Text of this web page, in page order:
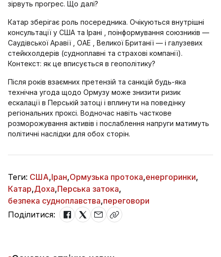
зірвуть прогрес. Що далі?
Катар зберігає роль посередника. Очікуються внутрішні
консультації у США та Ірані , поінформування союзників —
Саудівської Аравії , ОАЕ , Великої Британії — і галузевих
стейкхолдерів (судноплавні та страхові компанії).
Контекст: як це вписується в геополітику?
Після років взаємних претензій та санкцій будь-яка
технічна угода щодо Ормузу може знизити ризик
ескалації в Перській затоці і вплинути на поведінку
регіональних проксі. Водночас навіть часткове
розморожування активів і послаблення напруги матимуть
політичні наслідки для обох сторін.
Теги: США,Іран,Ормузька протока,енергоринки,
Катар,Доха,Перська затока,
безпека судноплавства,переговори
Поділитися: